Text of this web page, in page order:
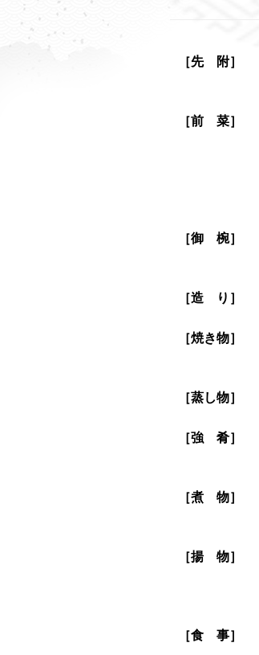
［先 附］
［前 菜］
［御 椀］
［造 り］
［焼き物］
［蒸し物］
［強 肴］
［煮 物］
［揚 物］
［食 事］